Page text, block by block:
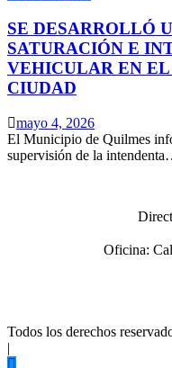
SE DESARROLLÓ
SATURACIÓN E
VEHICULAR EN
CIUDAD
mayo 4, 2026
El Municipio de Quilmes
supervisión de la
Oficina:
Todos los derechos
|